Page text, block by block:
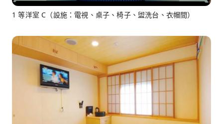
1 等洋室 C（設施：電視、桌子、椅子、盥洗台、衣帽間）